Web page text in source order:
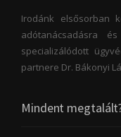
Irodánk elsősorban
adótanácsadásra
specializálódott
partnere Dr. Bákonyi
Mindent